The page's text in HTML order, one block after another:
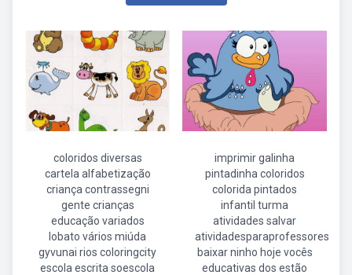
coloridos diversas
cartela alfabetização
criança contrassegni
gente crianças
educação variados
lobato vários miúda
gyvunai rios coloringcity
escola escrita soescola
imprimir galinha
pintadinha coloridos
colorida pintados
infantil turma
atividades salvar
atividadesparaprofessores
baixar ninho hoje vocês
educativas dos estão